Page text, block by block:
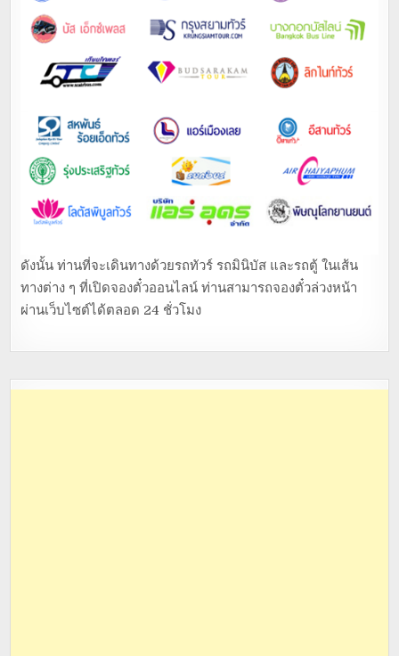
ดังนั้น ท่านที่จะเดินทางด้วยรถทัวร์ รถมินิบัส และรถตู้ ในเส้น
ทางต่าง ๆ ที่เปิดจองตั๋วออนไลน์ ท่านสามารถจองตั๋วล่วงหน้า
ผ่านเว็บไซต์ได้ตลอด 24 ชั่วโมง